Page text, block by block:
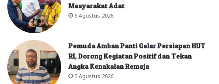
Masyarakat Adat
6 Agustus 2026
Pemuda Amban Panti Gelar Persiapan HUT
RI, Dorong Kegiatan Positif dan Tekan
Angka Kenakalan Remaja
5 Agustus 2026